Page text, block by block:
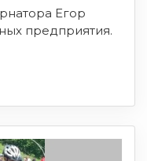
Егор
предприятия.